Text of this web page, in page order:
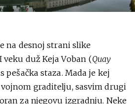
na desnoj strani slike
duž Keja Voban (Quay
pešačka staza. Mada je kej
graditelju, sasvim drugi
za njegovu izgradnju. Neke